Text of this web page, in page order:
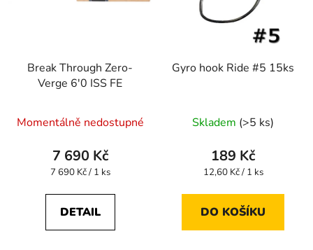
Break Through Zero-
Verge 6'0 ISS FE
Momentálně nedostupné
7 690 Kč
Měrná
7 690 Kč / 1 ks
DETAIL
Gyro hook Ride #5 15ks
Skladem (>5 ks)
189 Kč
Měrná
12,60 Kč / 1 ks
DO KOŠÍKU